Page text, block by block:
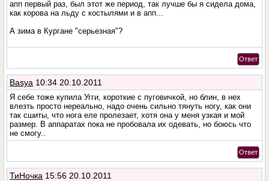
апп первый раз, был этот же период, так лучше бы я сидела дома,
как корова на льду с костылями и в апп...
А зима в Кургане "серьезная"?
Ответ
Basya 10:34 20.10.2011
Я себе тоже купила Угги, короткие с пуговичкой, но блин, в нех
влезть просто нереально, надо очень сильно тянуть ногу, как они
так сшиты, что нога еле пролезает, хотя она у меня узкая и мой
размер. В аппаратах пока не пробовала их одевать, но боюсь что
не смогу..
Ответ
ТиНочка 15:56 20.10.2011